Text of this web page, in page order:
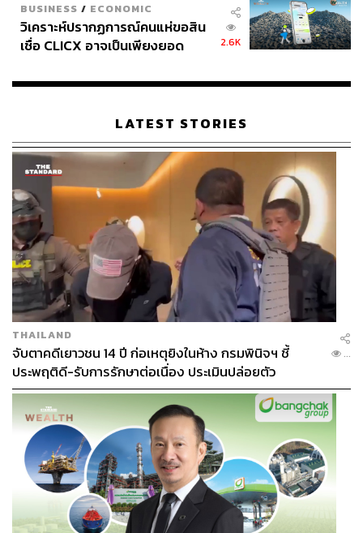
BUSINESS / ECONOMIC
วิเคราะห์ปรากฏการณ์คนแห่ขอสิน
เชื่อ CLICX อาจเป็นเพียงยอด
เรือนไทยที่ถูกซุกไว้
2.6K
LATEST STORIES
THAILAND
จับตาคดีเยาวชน 14 ปี ก่อเหตุยิงในห้าง กรมพินิจฯ ชี้
ประพฤติดี-รับการรักษาต่อเนื่อง ประเมินปล่อยตัว
...